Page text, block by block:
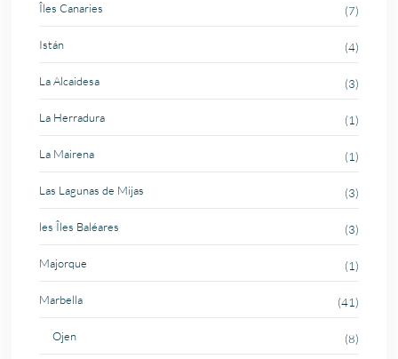
Îles Canaries (7)
Istán (4)
La Alcaidesa (3)
La Herradura (1)
La Mairena (1)
Las Lagunas de Mijas (3)
les Îles Baléares (3)
Majorque (1)
Marbella (41)
Ojen (8)